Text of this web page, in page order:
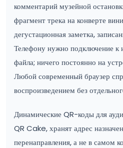
комментарий музейной
фрагмент трека на конверте
дегустационная заметка,
Телефону нужно подключение к
файла; ничего постоянно на
Любой современный браузер
воспроизведением без
Динамические QR-коды для
QR Cake, хранят адрес
перенаправления, а не в самом